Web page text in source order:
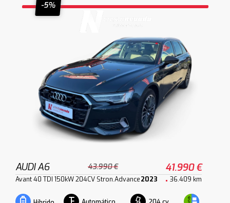
-5%
AUDI A6 43.990 € 41.990 €
Avant 40 TDI 150kW 204CV Stron.Advance2023 36.409 km